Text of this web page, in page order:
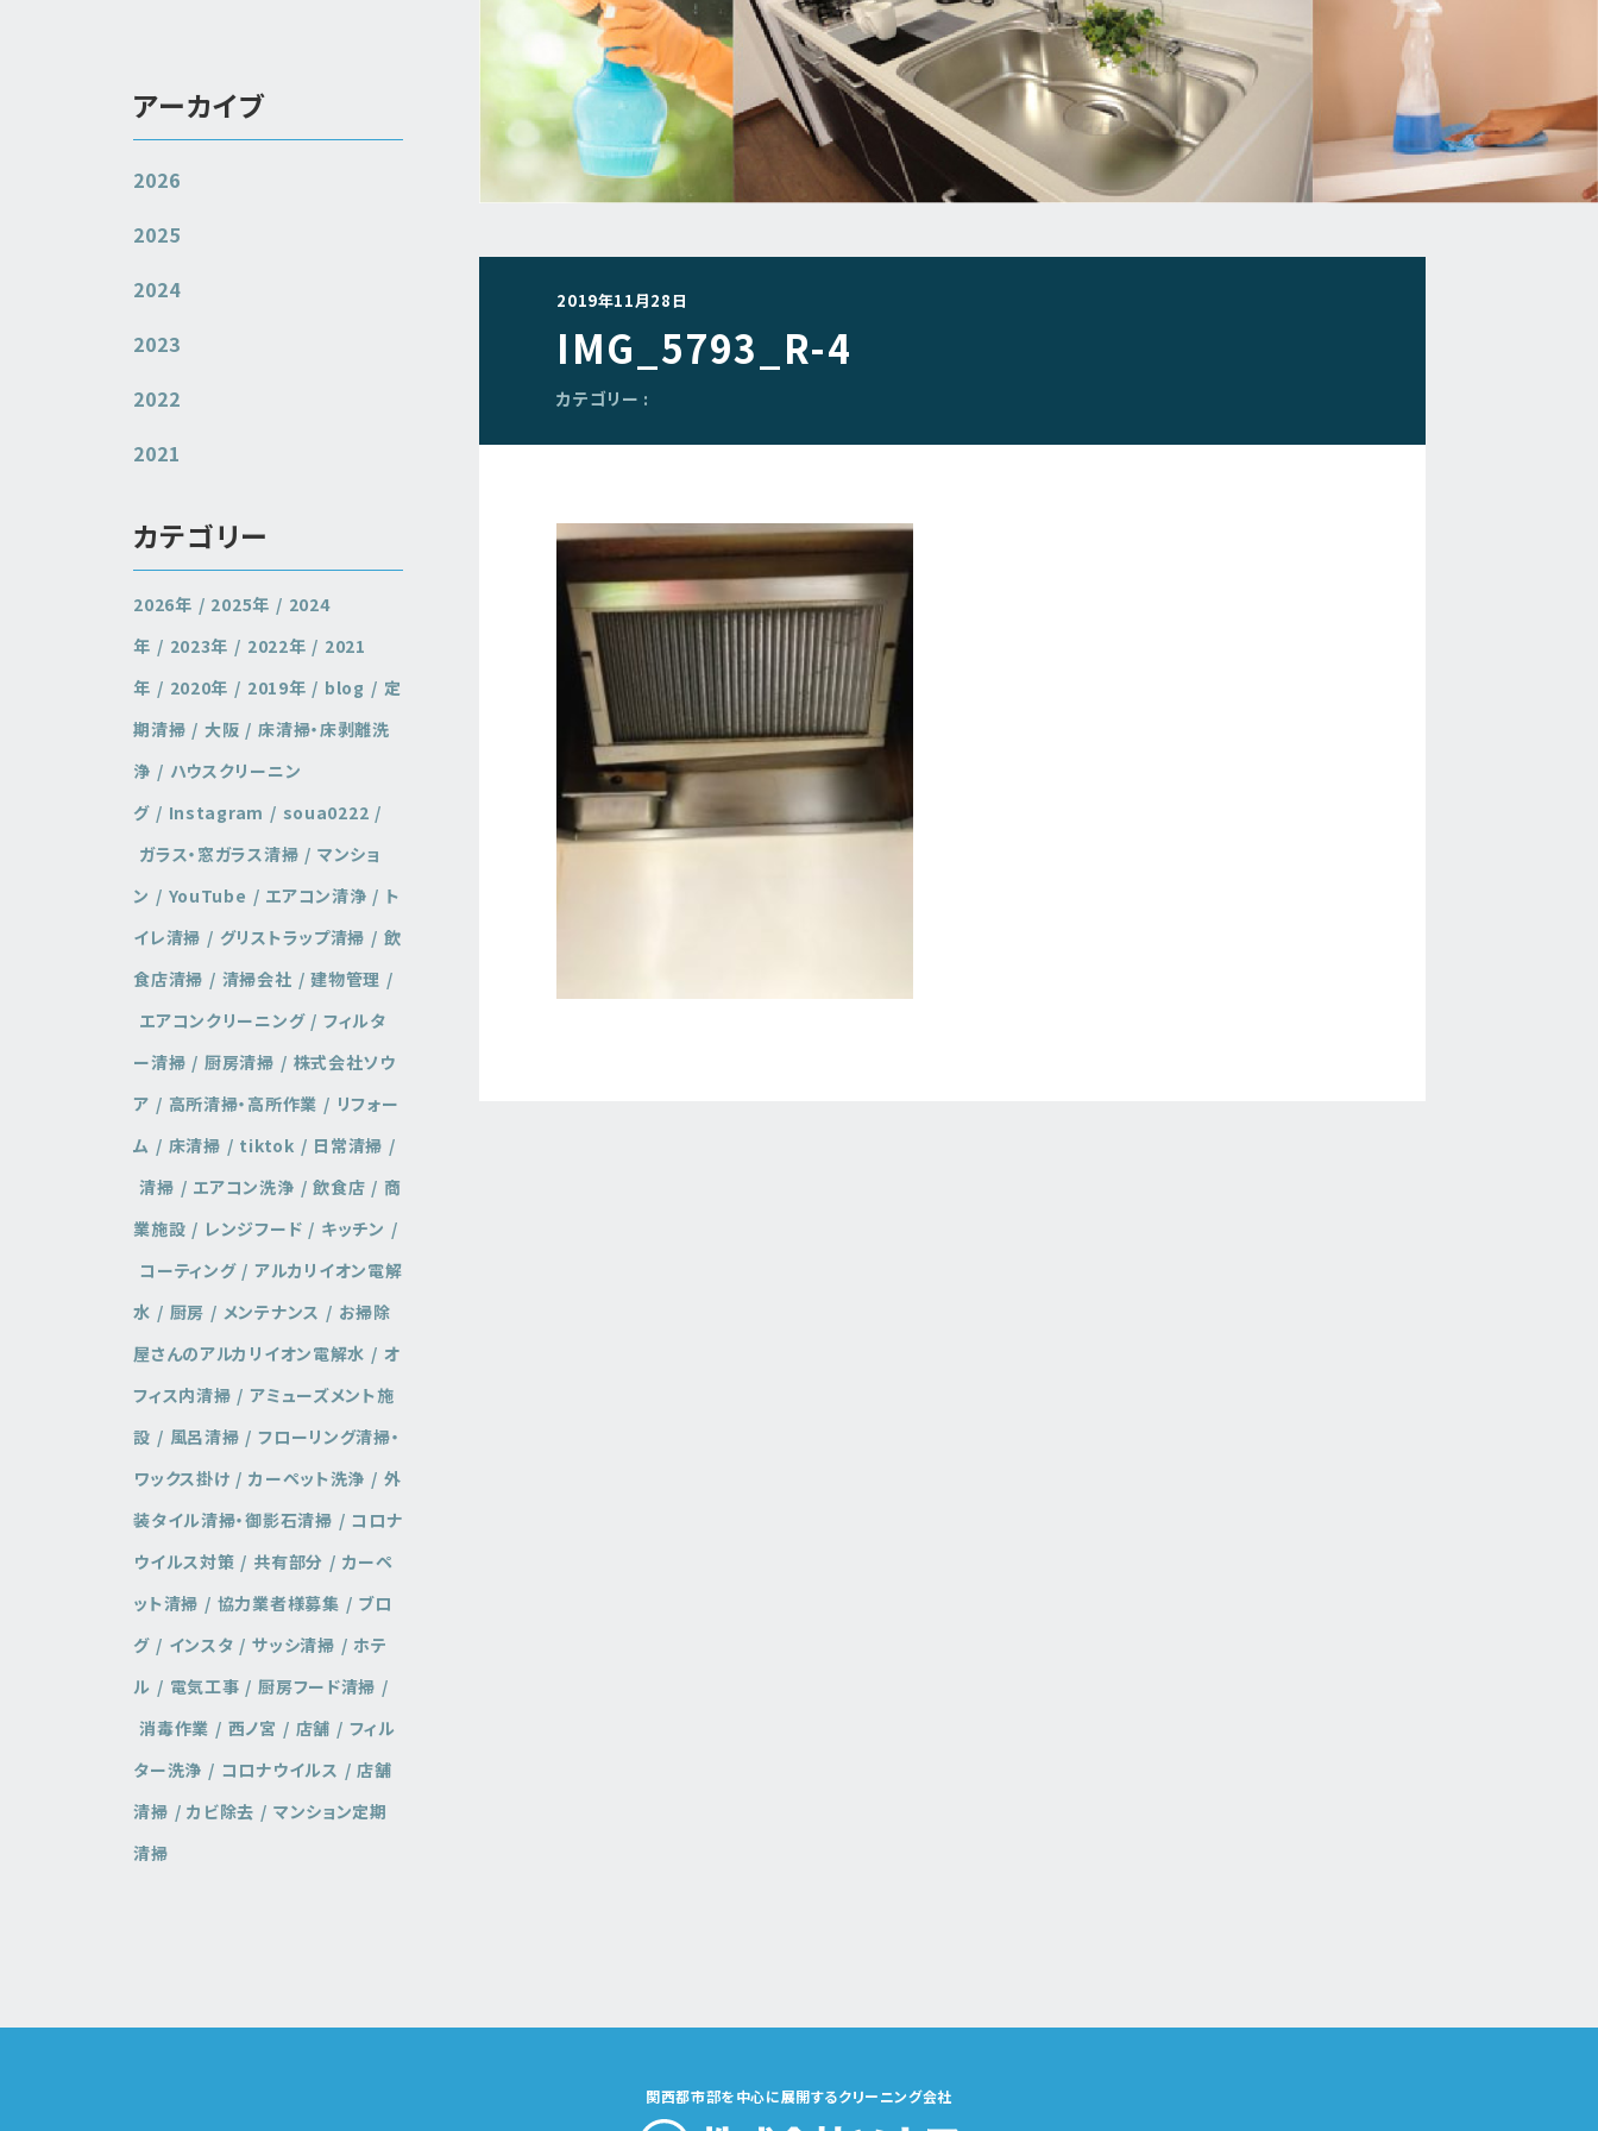
2019年11月28日
IMG_5793_R-4
カテゴリー :
アーカイブ
2026
2025
2024
2023
2022
2021
カテゴリー
2026年 2025年
2024
年
2023年 2022年
2021
年
2020年 2019年 blog
定
期清掃
大阪
床清掃・床剥離洗
浄
ハウスクリーニン
グ
Instagram
soua0222
ガラス・窓ガラス清掃
マンショ
ン
YouTube エアコン清浄
ト
イレ清掃
グリストラップ清掃
飲
食店清掃
清掃会社
建物管理
エアコンクリーニング
フィルタ
ー清掃
厨房清掃
株式会社ソウ
ア
高所清掃・高所作業
リフォー
ム
床清掃 tiktok
日常清掃
清掃
エアコン洗浄 飲食店
商
業施設
レンジフード
キッチン
コーティング
アルカリイオン電解
水
厨房 メンテナンス
お掃除
屋さんのアルカリイオン電解水
オ
フィス内清掃
アミューズメント施
設
風呂清掃
フローリング清掃・
ワックス掛け
カーペット洗浄
外
装タイル清掃・御影石清掃
コロナ
ウイルス対策
共有部分
カーペ
ット清掃
協力業者様募集
ブロ
グ
インスタ サッシ清掃
ホテ
ル
電気工事
厨房フード清掃
消毒作業
西ノ宮 店舗
フィル
ター洗浄
コロナウイルス
店舗
清掃
カビ除去
マンション定期
清掃
関西都市部を中心に展開するクリーニング会社